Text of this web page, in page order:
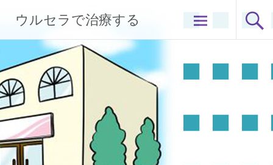
テ
ツ
へ
ス
キ
ッ
プ
ウルセラで治療する